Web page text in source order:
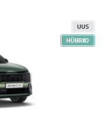
UUS
HÜBRIID